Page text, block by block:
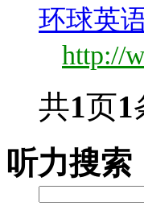
环球英
http://
共1页1
听力搜索